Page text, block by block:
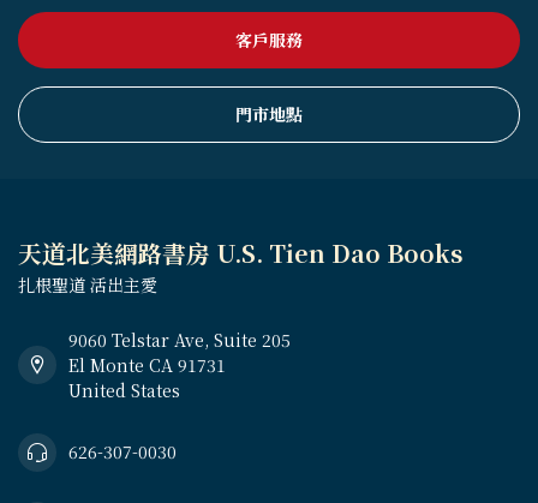
客戶服務
門市地點
天道北美網路書房 U.S. Tien Dao Books
扎根聖道 活出主愛
9060 Telstar Ave, Suite 205
El Monte CA 91731
United States
626-307-0030